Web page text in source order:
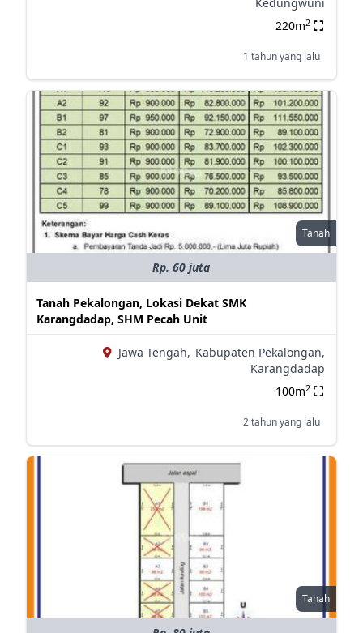
220m2
1 tahun yang lalu
Tanah
Rp. 60 juta
Tanah Pekalongan, Lokasi Dekat SMK
Karangdadap, SHM Pecah Unit
Jawa Tengah, Kabupaten Pekalongan,
Karangdadap
100m2
2 tahun yang lalu
Tanah